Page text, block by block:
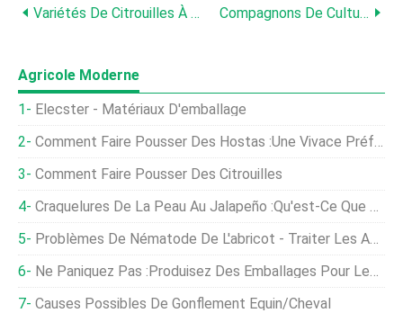
Variétés De Citrouilles À Manger :meilleurs Types De Citrouilles À Cuisiner Compagnons De Culture De Citrouilles :en Savoir Plus Sur La Plantation De Citrouilles Avec Des Compagnons
Agricole Moderne
Elecster - Matériaux D'emballage
Comment Faire Pousser Des Hostas :une Vivace Préférée Qui Aime L'ombre
Comment Faire Pousser Des Citrouilles
Craquelures De La Peau Au Jalapeño :qu'est-Ce Que Le Bouchage Des Piments Jalapeño
Problèmes De Nématode De L'abricot - Traiter Les Abricots Avec Les Nématodes À Galles
Ne Paniquez Pas :produisez Des Emballages Pour Les Débutants
Causes Possibles De Gonflement Équin/cheval